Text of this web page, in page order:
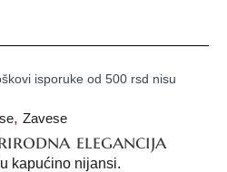
isporuke od 500 rsd nisu
, Zavese
elegancija
kapućino nijansi.